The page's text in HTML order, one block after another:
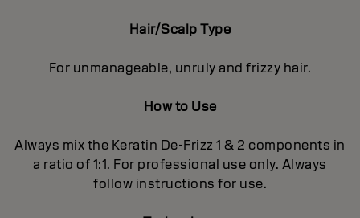
Hair/Scalp Type
For unmanageable, unruly and frizzy hair.
How to Use
Always mix the Keratin De-Frizz 1 & 2 components in
a ratio of 1:1. For professional use only. Always
follow instructions for use.